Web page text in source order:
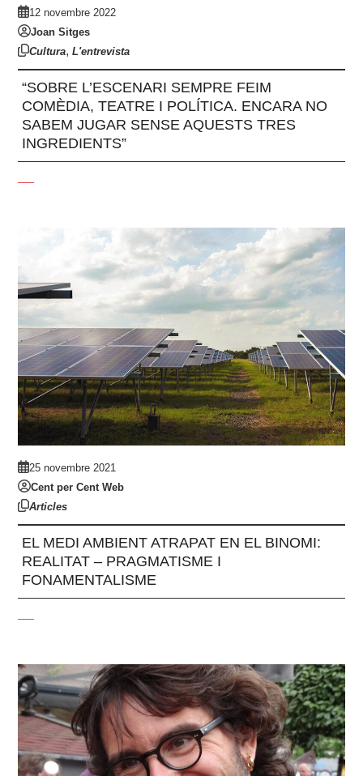
12 novembre 2022
Joan Sitges
Cultura,L'entrevista
“SOBRE L’ESCENARI SEMPRE FEIM
COMÈDIA, TEATRE I POLÍTICA. ENCARA NO
SABEM JUGAR SENSE AQUESTS TRES
INGREDIENTS”
25 novembre 2021
Cent per Cent Web
Articles
EL MEDI AMBIENT ATRAPAT EN EL BINOMI:
REALITAT – PRAGMATISME I
FONAMENTALISME